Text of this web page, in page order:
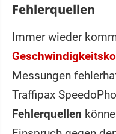
Fehlerquellen
Immer wieder
Messungen
Traffipax
Fehlerquellen